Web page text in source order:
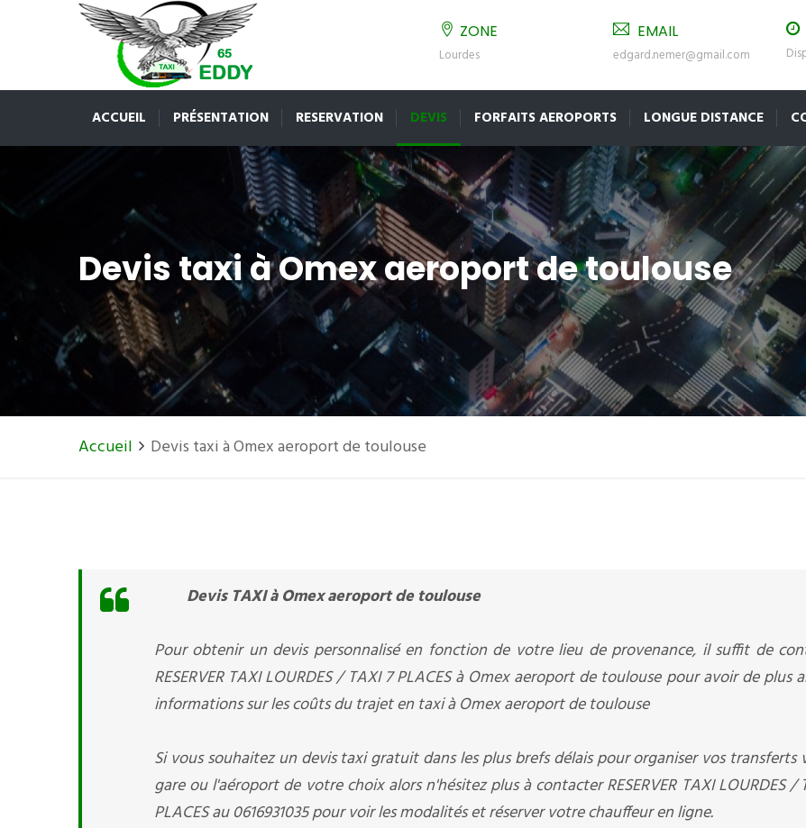
ZONE
Lourdes
EMAIL
edgard.nemer@gmail.com
ACCUEIL PRÉSENTATION RESERVATION DEVIS FORFAITS AEROPORTS LONGUE DISTANCE
Devis taxi à Omex aeroport de toulouse
Accueil Devis taxi à Omex aeroport de toulouse
Devis TAXI à Omex aeroport de toulouse
Pour obtenir un devis personnalisé en fonction de votre lieu de provenance, il suffit de
RESERVER TAXI LOURDES / TAXI 7 PLACES à Omex aeroport de toulouse pour avoir de plus
informations sur les coûts du trajet en taxi à Omex aeroport de toulouse
Si vous souhaitez un devis taxi gratuit dans les plus brefs délais pour organiser vos transferts
gare ou l'aéroport de votre choix alors n'hésitez plus à contacter RESERVER TAXI LOURDES /
PLACES au 0616931035 pour voir les modalités et réserver votre chauffeur en ligne.